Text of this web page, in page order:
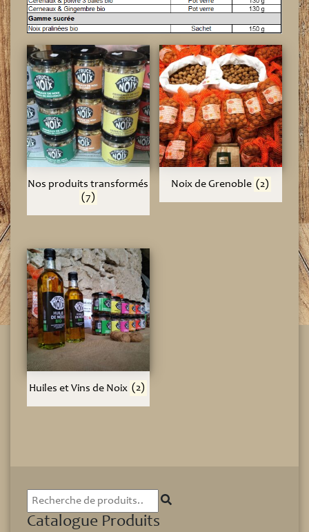
Nos produits transformés
(7)
Noix de Grenoble (2)
Huiles et Vins de Noix (2)
Recherche
pour :
Catalogue Produits